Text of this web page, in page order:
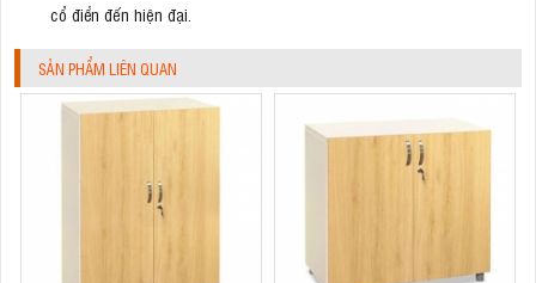
cổ điển đến hiện đại.
SẢN PHẨM LIÊN QUAN